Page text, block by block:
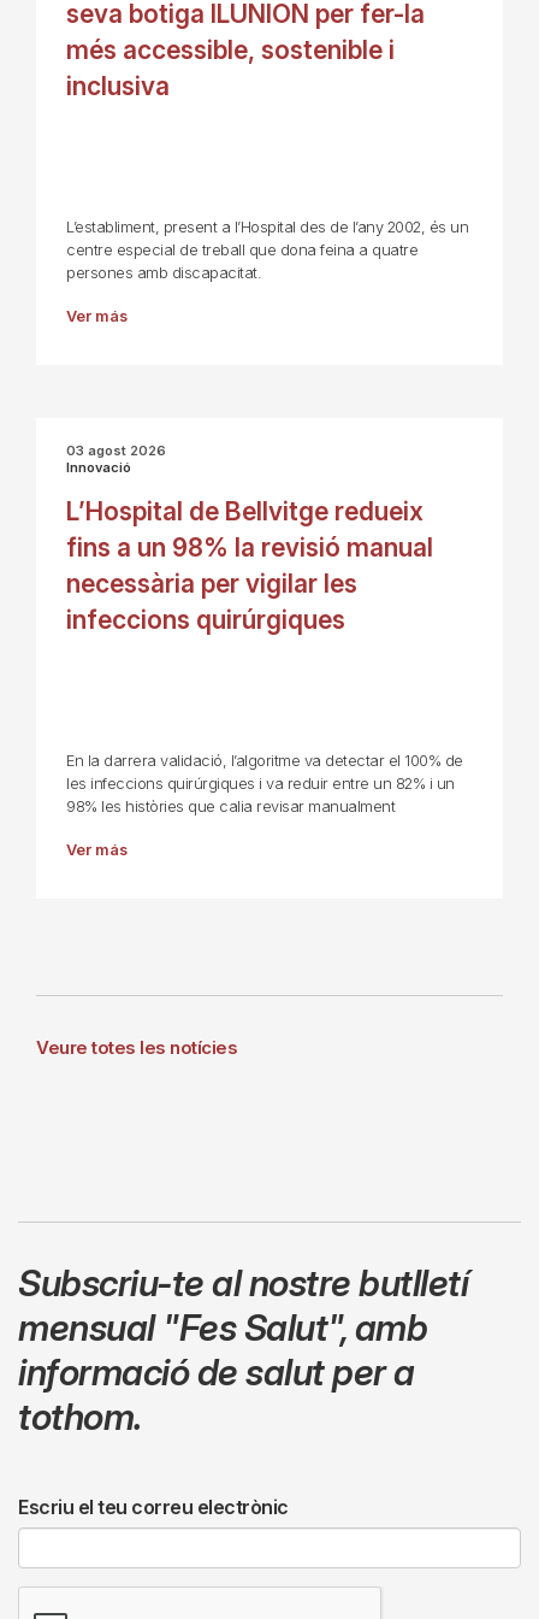
seva botiga ILUNION per fer-la
més accessible, sostenible i
inclusiva
L’establiment, present a l’Hospital des de l’any 2002, és un
centre especial de treball que dona feina a quatre
persones amb discapacitat.
Ver más
03 agost 2026
Innovació
L’Hospital de Bellvitge redueix
fins a un 98% la revisió manual
necessària per vigilar les
infeccions quirúrgiques
En la darrera validació, l’algoritme va detectar el 100% de
les infeccions quirúrgiques i va reduir entre un 82% i un
98% les històries que calia revisar manualment
Ver más
Veure totes les notícies
Subscriu-te al nostre butlletí
mensual "Fes Salut",amb
informació de salut per a
tothom.
Escriu el teu correu electrònic